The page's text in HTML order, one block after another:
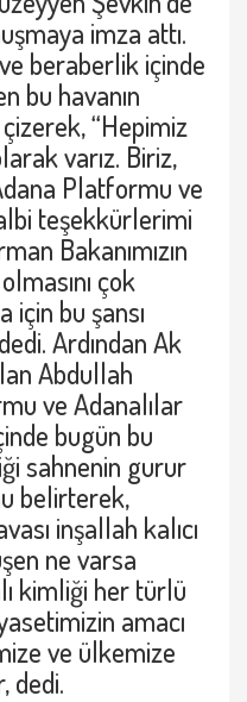
imza attı.
beraberlik içinde
bu havanın
“Hepimiz
varız. Biriz,
Platformu ve
teşekkürlerimi
Bakanımızın
çok
için bu şansı
Ardından Ak
Abdullah
ve Adanalılar
bugün bu
sahnenin gurur
belirterek,
inşallah kalıcı
ne varsa
kimliği her türlü
amacı
ve ülkemize
dedi.